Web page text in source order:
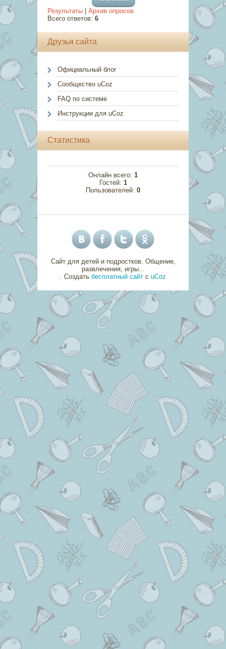
Результаты
Архив опросов
Всего ответов: 6
Друзья сайта
Официальный блог
Сообщество uCoz
FAQ по системе
Инструкции для uCoz
Статистика
Онлайн всего: 1
Гостей: 1
Пользователей: 0
Сайт для детей и подростков. Общение,
развлечения, игры...
Создать бесплатный сайт с uCoz